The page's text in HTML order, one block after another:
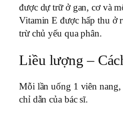
được dự trữ ở gan, cơ và
Vitamin E được hấp thu ở
trừ chủ yếu qua phân.
Liều lượng –
Mỗi lần uống 1 viên nang,
chỉ dẫn của bác sĩ.